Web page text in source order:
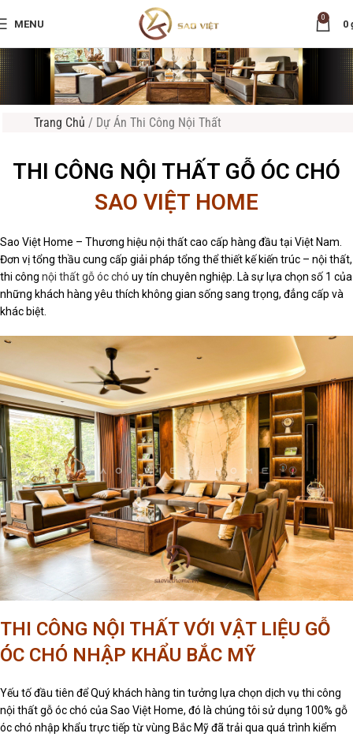
MENU
0
0
Trang Chủ / Dự Án Thi Công Nội Thất
THI CÔNG NỘI THẤT GỖ ÓC CHÓ
SAO VIỆT HOME
Sao Việt Home – Thương hiệu nội thất cao cấp hàng đầu tại Việt Nam.
Đơn vị tổng thầu cung cấp giải pháp tổng thể thiết kế kiến trúc – nội thất,
thi công nội thất gỗ óc chó uy tín chuyên nghiệp. Là sự lựa chọn số 1 của
những khách hàng yêu thích không gian sống sang trọng, đẳng cấp và
khác biệt.
THI CÔNG NỘI THẤT VỚI VẬT LIỆU GỖ
ÓC CHÓ NHẬP KHẨU BẮC MỸ
Yếu tố đầu tiên để Quý khách hàng tin tưởng lựa chọn dịch vụ thi công
nội thất gỗ óc chó của Sao Việt Home, đó là chúng tôi sử dụng 100% gỗ
óc chó nhập khẩu trực tiếp từ vùng Bắc Mỹ đã trải qua quá trình kiểm